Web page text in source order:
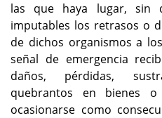
las que haya lugar, sin
imputables los retrasos o
de dichos organismos a
señal de emergencia
daños, pérdidas,
quebrantos en bienes
ocasionarse como